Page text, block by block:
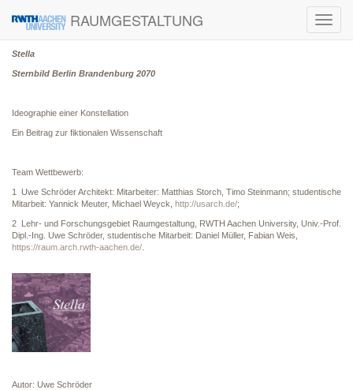
RAUMGESTALTUNG
Stella
Sternbild Berlin Brandenburg 2070
Ideographie einer Konstellation
Ein Beitrag zur fiktionalen Wissenschaft
Team Wettbewerb:
1
Uwe Schröder Architekt: Mitarbeiter: Matthias Storch, Timo Steinmann; studentische
Mitarbeit: Yannick Meuter, Michael Weyck, http://usarch.de/;
2 Lehr- und Forschungsgebiet Raumgestaltung, RWTH Aachen University, Univ.-Prof.
Dipl.-Ing. Uwe Schröder, studentische Mitarbeit: Daniel Müller, Fabian Weis,
https://raum.arch.rwth-aachen.de/
Autor: Uwe Schröder